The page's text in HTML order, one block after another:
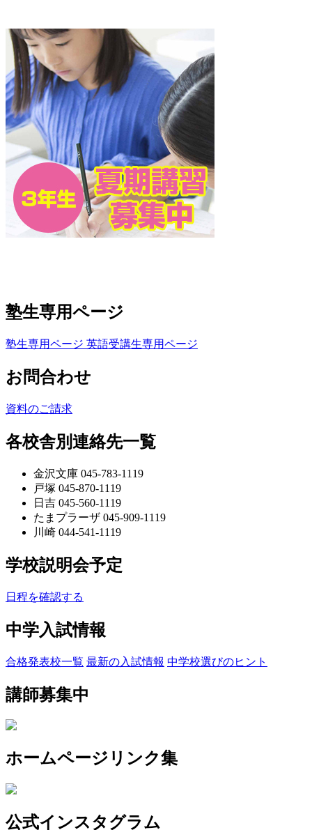
塾生専用ページ
塾生専用ページ 英語受講生専用ページ
お問合わせ
資料のご請求
各校舎別連絡先一覧
金沢文庫 045-783-1119
戸塚 045-870-1119
日吉 045-560-1119
たまプラーザ 045-909-1119
川崎 044-541-1119
学校説明会予定
日程を確認する
中学入試情報
合格発表校一覧 最新の入試情報 中学校選びのヒント
講師募集中
ホームページリンク集
公式インスタグラム